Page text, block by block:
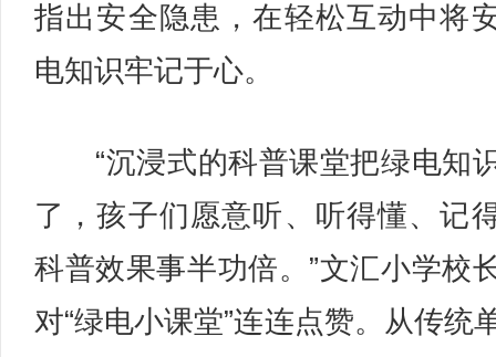
指出安全隐患，在轻松互动中将
电知识牢记于心。
“沉浸式的科普课堂把绿电知
了，孩子们愿意听、听得懂、记
科普效果事半功倍。”文汇小学校
对“绿电小课堂”连连点赞。从传统